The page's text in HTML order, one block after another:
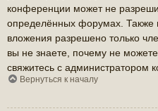
конференции может не
определённых форумах. Также
вложения разрешено только
вы не знаете, почему не
свяжитесь с администратором
Вернуться к началу